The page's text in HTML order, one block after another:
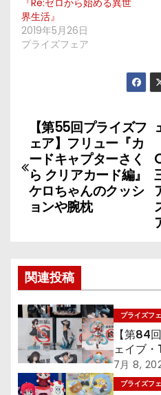
『Re:ゼロから始める異世
界生活』
2019年5月26日
プライズフェア
投
稿
ナ
ビ
ー
シ
ョ
ン
【第55回プライズフ
ェア】フリュー『カ
ードキャプターさく
ら クリアカード編』
ケロちゃんのクッシ
ョンや腕枕
関連投稿
プライズフ
【第84
ェイブ・
ン』TV
語〉シリ
7月 8,
プライズフ